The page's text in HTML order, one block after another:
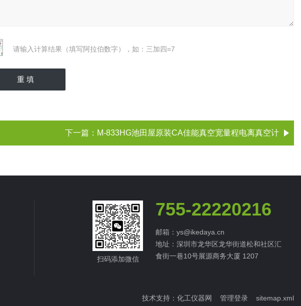
请输入计算结果（填写阿拉伯数字），如：三加四=7
下一篇： M-833HG池田屋原装CA佳能真空宽量程电离真空计
扫码添加微信
755-22220216
邮箱：ys@ikedaya.cn
地址：深圳市龙华区龙华街道松和社区汇
食街一巷10号展源商务大厦 1207
技术支持： 化工仪器网 管理登录 sitemap.xml